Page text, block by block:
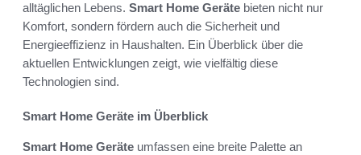
alltäglichen Lebens. Smart Home Geräte bieten nicht nur
Komfort, sondern fördern auch die Sicherheit und
Energieeffizienz in Haushalten. Ein Überblick über die
aktuellen Entwicklungen zeigt, wie vielfältig diese
Technologien sind.
Smart Home Geräte im Überblick
Smart Home Geräte umfassen eine breite Palette an